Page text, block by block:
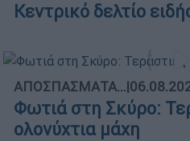
Κεντρικό δελτίο
ΑΠΟΣΠΑΣΜΑΤΑ...|
Φωτιά στη Σκύρο:
ολονύχτια μάχη